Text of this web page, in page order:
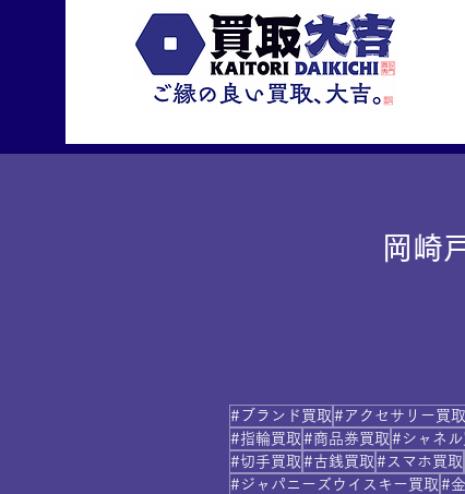
岡崎
#ブランド買取 #アクセサリー買取
#指輪買取 #商品券買取 #シャネル
#切手買取 #古銭買取 #スマホ買取
#ジャパニーズウイスキー買取 #